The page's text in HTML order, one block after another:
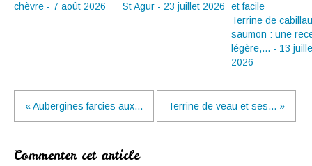
chèvre - 7 août 2026
St Agur - 23 juillet 2026
Terrine de
saumon : une
légère,... - 13
2026
« Aubergines farcies aux... Terrine de veau et ses... »
Commenter cet article